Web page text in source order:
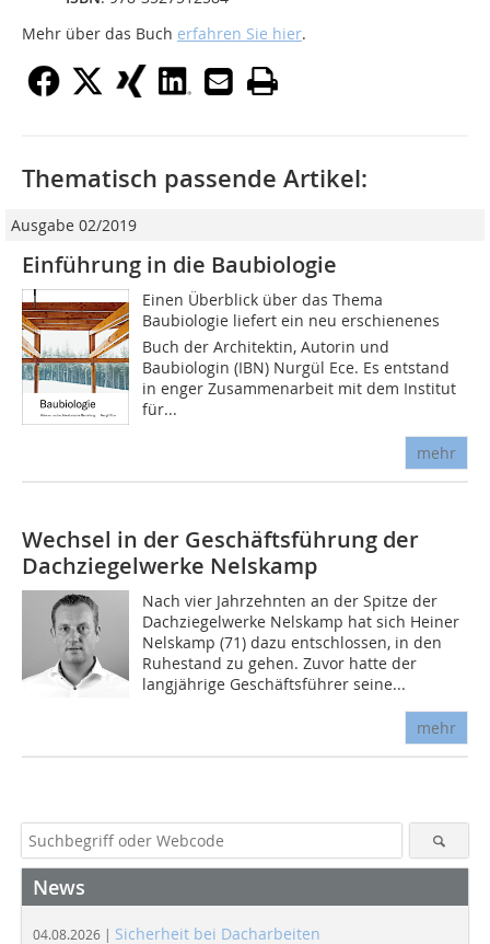
Mehr über das Buch erfahren Sie hier.
Thematisch passende Artikel:
Ausgabe 02/2019
Einführung in die Baubiologie
Einen Überblick über das Thema
Baubiologie liefert ein neu erschienenes
Buch der Architektin, Autorin und
Baubiologin (IBN) Nurgül Ece. Es entstand
in enger Zusammenarbeit mit dem Institut
für...
mehr
Wechsel in der Geschäftsführung der
Dachziegelwerke Nelskamp
Nach vier Jahrzehnten an der Spitze der
Dachziegelwerke Nelskamp hat sich Heiner
Nelskamp (71) dazu entschlossen, in den
Ruhestand zu gehen. Zuvor hatte der
langjährige Geschäftsführer seine...
mehr
News
04.08.2026 | Sicherheit bei Dacharbeiten